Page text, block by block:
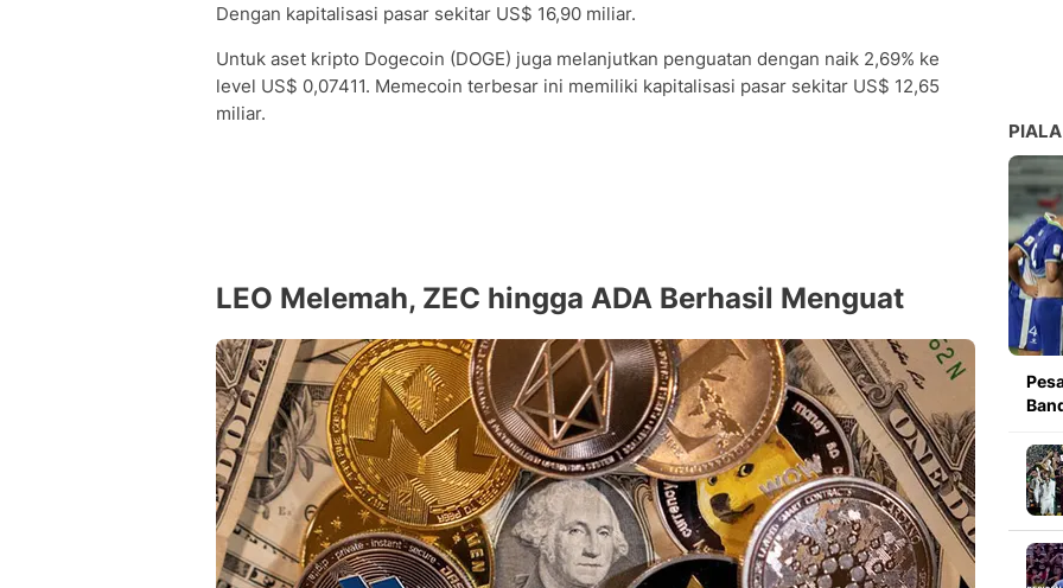
Dengan kapitalisasi pasar sekitar US$ 16,90 miliar.
Untuk aset kripto Dogecoin (DOGE) juga melanjutkan penguatan dengan naik 2,69% ke
level US$ 0,07411. Memecoin terbesar ini memiliki kapitalisasi pasar sekitar US$ 12,65
miliar.
LEO Melemah, ZEC hingga ADA Berhasil Menguat